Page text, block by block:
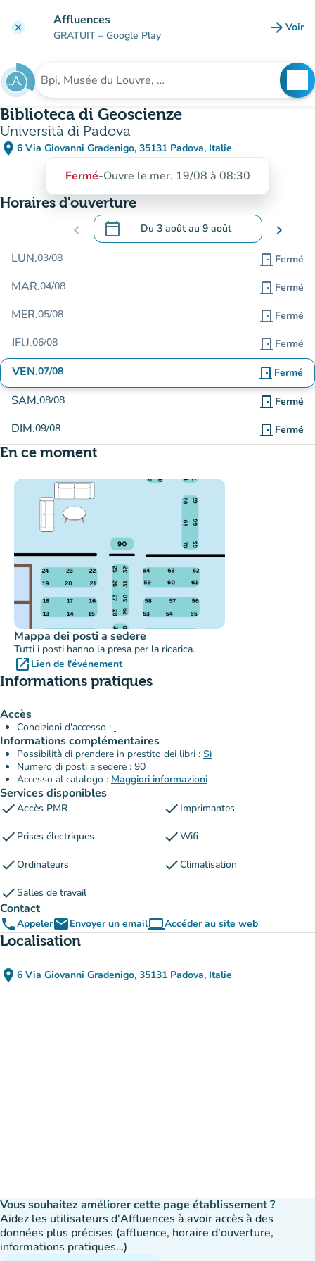
clear Affluences
GRATUIT – Google Play arrow_forward Voir
Rechercher un établissement
Biblioteca di Geoscienze
Università di Padova
place 6 Via Giovanni Gradenigo, 35131 Padova, Italie
(ouvrir dans Google Maps)
(nouvel onglet)
Fermé-Ouvre le mer. 19/08 à 08:30
Horaires d'ouverture
chevron_left calendar_today Du 3 aoûtau 9 août
.Ouvrir le calendrier pour changer de
chevron_right
LUN.03/08 door_front Fermé
MAR.04/08 door_front Fermé
MER.05/08 door_front Fermé
JEU.06/08 door_front Fermé
VEN.07/08 door_front Fermé
SAM.08/08 door_front Fermé
DIM.09/08 door_front Fermé
En ce moment
Mappa dei posti a sedere
Tutti i posti hanno la presa per la ricarica.
open_in_new Lien de l'événement
(nouvel onglet)
Informations pratiques
Accès
Condizioni d'accesso : .
Informations complémentaires
Possibilità di prendere in prestito dei libri : Sì
Numero di posti a sedere : 90
Accesso al catalogo : Maggiori informazioni
Services disponibles
checkAccès PMR check Imprimantes
check Prises électriques checkWifi
checkOrdinateurs checkClimatisation
checkSalles de travail
Contact
phoneAppeleremailEnvoyer un emailcomputerAccéder au site web
(nouvel onglet)
Localisation
place 6 Via Giovanni Gradenigo, 35131 Padova, Italie
(ouvrir dans Google Maps)
(nouvel onglet)
Vous souhaitez améliorer cette page établissement ?
Aidez les utilisateurs d'Affluences à avoir accès à des
données plus précises (affluence, horaire d'ouverture,
informations pratiques…)